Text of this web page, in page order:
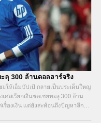
ลุ 300 ล้านดอลลาร์จริง
ยให้เอ็มบัปเป้ กลายเป็นประเด็นใหญ่
ศสเรียกเงินชดเชยทะลุ 300 ล้าน
องเงิน แต่ยังสะท้อนถึงปัญหาลึกใน